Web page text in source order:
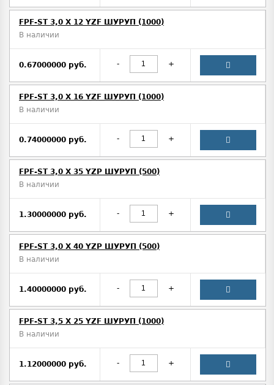
FPF-ST 3,0 X 12 YZF ШУРУП (1000)
В наличии
0.67000000 руб. - +
FPF-ST 3,0 X 16 YZF ШУРУП (1000)
В наличии
0.74000000 руб. - +
FPF-ST 3,0 X 35 YZP ШУРУП (500)
В наличии
1.30000000 руб. - +
FPF-ST 3,0 X 40 YZP ШУРУП (500)
В наличии
1.40000000 руб. - +
FPF-ST 3,5 X 25 YZF ШУРУП (1000)
В наличии
1.12000000 руб. - +